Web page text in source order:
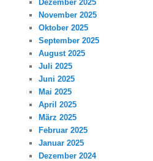
Dezember 2025
November 2025
Oktober 2025
September 2025
August 2025
Juli 2025
Juni 2025
Mai 2025
April 2025
März 2025
Februar 2025
Januar 2025
Dezember 2024